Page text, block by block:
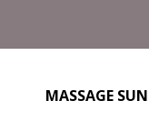
MASSAGE